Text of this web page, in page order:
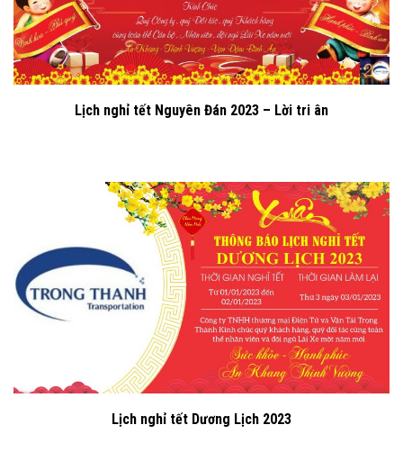
Lịch nghỉ tết Nguyên Đán 2023 – Lời tri ân
Lịch nghỉ tết Dương Lịch 2023